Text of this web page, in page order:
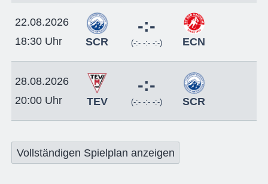
22.08.2026
18:30 Uhr
SCR
-:-
(-:- -:- -:-) ECN
28.08.2026
20:00 Uhr
TEV
-:-
(-:- -:- -:-) SCR
Vollständigen Spielplan anzeigen